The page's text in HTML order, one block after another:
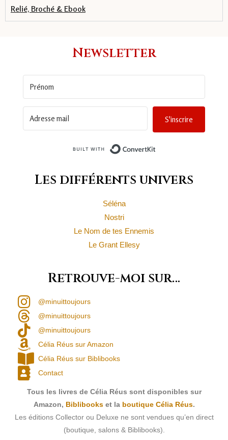
Relié, Broché & Ebook
Newsletter
S'inscrire
Les différents univers
Séléna
Nostri
Le Nom de tes Ennemis
Le Grant Ellesy
Retrouve-moi sur…
@minuittoujours
@minuittoujours
@minuittoujours
Célia Réus sur Amazon
Célia Réus sur Biblibooks
Contact
Tous les livres de Célia Réus sont disponibles sur
Amazon, Biblibookset la boutique Célia Réus.
Les éditions Collector ou Deluxe ne sont vendues qu’en direct
(boutique, salons & Biblibooks).